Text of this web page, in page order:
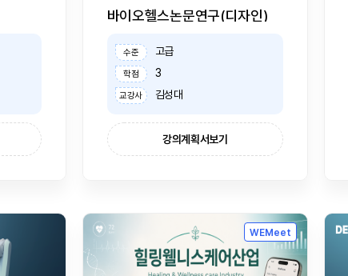
바이오헬스논문연구(디자인)
수준 고급
학점 3
교강사 김성대
강의계획서보기
WEMeet